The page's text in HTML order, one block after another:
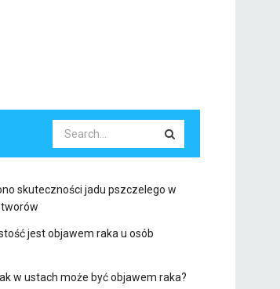
skuteczności jadu pszczelego w
jest objawem raka u osób
w ustach może być objawem raka?